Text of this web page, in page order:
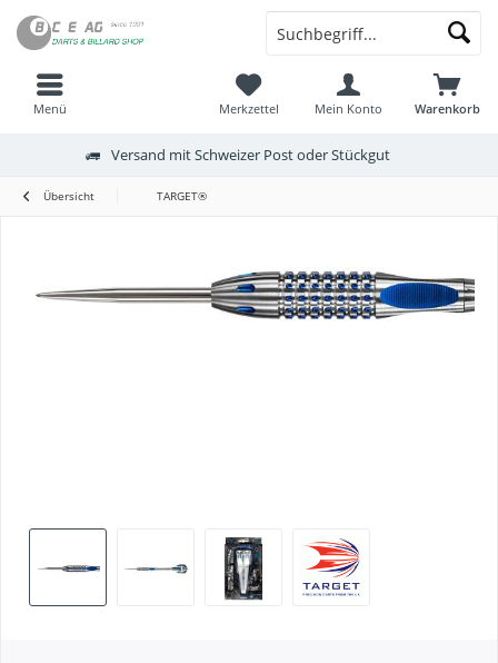
Menü Warenkorb
Merkzettel Mein Konto
Versand mit Schweizer Post oder Stückgut
Übersicht TARGET®